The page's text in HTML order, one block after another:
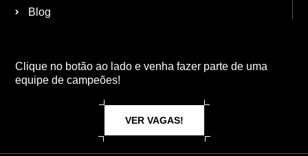
Blog
Clique no botão ao lado e venha fazer parte de uma
equipe de campeões!
VER VAGAS!